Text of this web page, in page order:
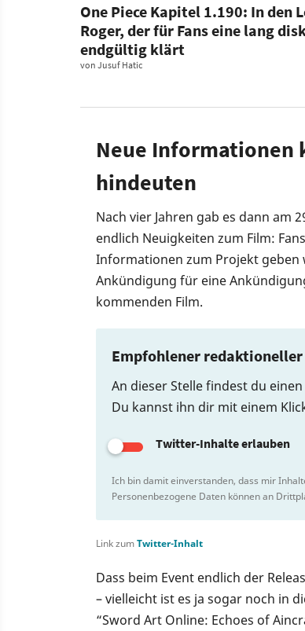
One Piece Kapitel 1.190: In den
Roger, der für Fans eine lang
endgültig klärt
von Jusuf Hatic
Neue Informationen
hindeuten
Nach vier Jahren gab es dann am
endlich Neuigkeiten zum Film:
Informationen zum Projekt geben
Ankündigung für eine
kommenden Film.
Empfohlener
An dieser Stelle findest du
Du kannst ihn dir mit einem
Twitter-Inhalte erlauben
Ich bin damit einverstanden, dass mir
Personenbezogene Daten können an
Link zumTwitter-Inhalt
Dass beim Event endlich der
– vielleicht ist es ja sogar noch in
“Sword Art Online: Echoes of